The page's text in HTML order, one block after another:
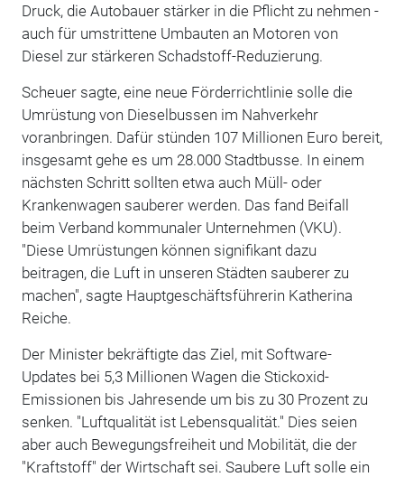
Druck, die Autobauer stärker in die Pflicht zu nehmen -
auch für umstrittene Umbauten an Motoren von
Diesel zur stärkeren Schadstoff-Reduzierung.
Scheuer sagte, eine neue Förderrichtlinie solle die
Umrüstung von Dieselbussen im Nahverkehr
voranbringen. Dafür stünden 107 Millionen Euro bereit,
insgesamt gehe es um 28.000 Stadtbusse. In einem
nächsten Schritt sollten etwa auch Müll- oder
Krankenwagen sauberer werden. Das fand Beifall
beim Verband kommunaler Unternehmen (VKU).
"Diese Umrüstungen können signifikant dazu
beitragen, die Luft in unseren Städten sauberer zu
machen", sagte Hauptgeschäftsführerin Katherina
Reiche.
Der Minister bekräftigte das Ziel, mit Software-
Updates bei 5,3 Millionen Wagen die Stickoxid-
Emissionen bis Jahresende um bis zu 30 Prozent zu
senken. "Luftqualität ist Lebensqualität." Dies seien
aber auch Bewegungsfreiheit und Mobilität, die der
"Kraftstoff" der Wirtschaft sei. Saubere Luft solle ein